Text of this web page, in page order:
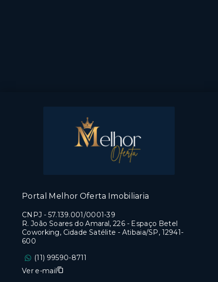
Portal Melhor Oferta Imobiliaria
CNPJ - 57.139.001/0001-39
R. João Soares do Amaral, 226 - Espaço Betel
Coworking, Cidade Satélite - Atibaia/SP, 12941-
600
(11) 99590-8711
Ver e-mail